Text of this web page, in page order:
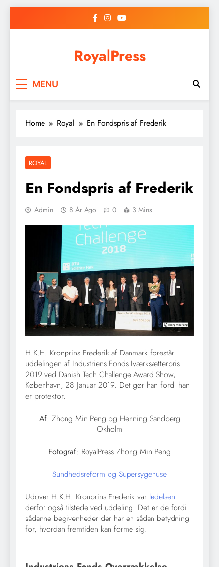
RoyalPress
MENU
Home Royal En Fondspris af Frederik
ROYAL
En Fondspris af Frederik
Admin 8 År Ago 0 3 Mins
H.K.H. Kronprins Frederik af Danmark forestår
uddelingen af Industriens Fonds Iværksætterpris
2019 ved Danish Tech Challenge Award Show,
København, 28 Januar 2019. Det gør han fordi han
er protektor.
Af: Zhong Min Peng og Henning Sandberg
Okholm
Fotograf: RoyalPress Zhong Min Peng
Sundhedsreform og Supersygehuse
Udover H.K.H. Kronprins Frederik var ledelsen
derfor også tilstede ved uddeling. Det er de fordi
sådanne begivenheder der har en sådan betydning
for, hvordan fremtiden kan forme sig.